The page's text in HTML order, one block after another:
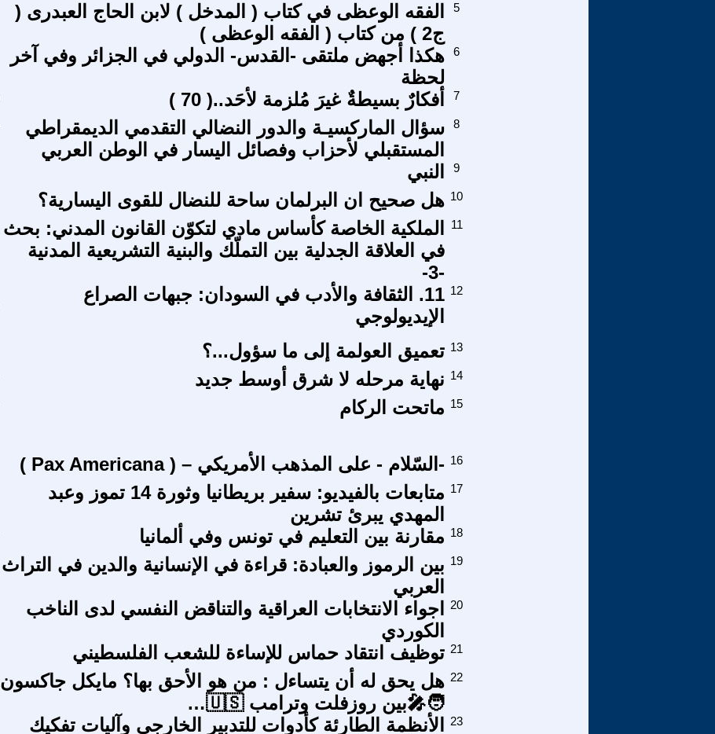
الفقه الوعظى في كتاب ( المدخل ) لابن الحاج العبدرى (
ج2 ) من كتاب ( الفقه الوعظى )
5
هكذا أجهض ملتقى -القدس- الدولي في الجزائر وفي آخر
لحظة
6
أفكارٌ بسيطةٌ غيرَ مُلزمة لأحَد..( 70 ) 7
سؤال الماركسيـة والدور النضالي التقدمي الديمقراطي
المستقبلي لأحزاب وفصائل اليسار في الوطن العربي
8
النبي 9
هل صحيح ان البرلمان ساحة للنضال للقوى اليسارية؟ 10
الملكية الخاصة كأساس مادي لتكوّن القانون المدني: بحث
في العلاقة الجدلية بين التملّك والبنية التشريعية المدنية
-3-
11
11. الثقافة والأدب في السودان: جبهات الصراع
الإيديولوجي
12
تعميق العولمة إلى ما سؤول...؟ 13
نهاية مرحله لا شرق أوسط جديد 14
ماتحت الركام 15
-السّلام - على المذهب الأمريكي – ( Pax Americana ) 16
متابعات بالفيديو: سفير بريطانيا وثورة 14 تموز وعبد
المهدي يبرئ تشرين
17
مقارنة بين التعليم في تونس وفي ألمانيا 18
بين الرموز والعبادة: قراءة في الإنسانية والدين في التراث
العربي
19
اجواء الانتخابات العراقية والتناقض النفسي لدی الناخب
الكوردي
20
توظيف انتقاد حماس للإساءة للشعب الفلسطيني 21
هل يحق له أن يتساءل : من هو الأحق بها؟ مايكل جاكسون
🧑‍🎤بين روزفلت وترامب 🇺🇸…
22
الأنظمة الطارئة كأدوات للتدبير الخارجي وآليات تفكيك
23